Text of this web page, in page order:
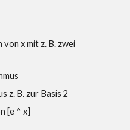
von x mit z. B. zwei
z. B. zur Basis2
[e ^ x]